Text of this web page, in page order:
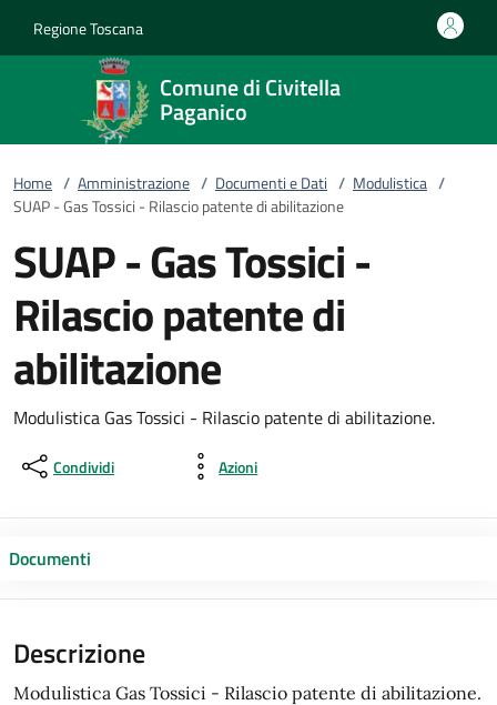
Regione Toscana
Comune di Civitella
Paganico
Home / Amministrazione / Documenti e Dati / Modulistica /
SUAP - Gas Tossici - Rilascio patente di abilitazione
SUAP - Gas Tossici -
Rilascio patente di
abilitazione
Modulistica Gas Tossici - Rilascio patente di abilitazione.
Condividi Azioni
Documenti
Descrizione
Modulistica Gas Tossici - Rilascio patente di abilitazione.